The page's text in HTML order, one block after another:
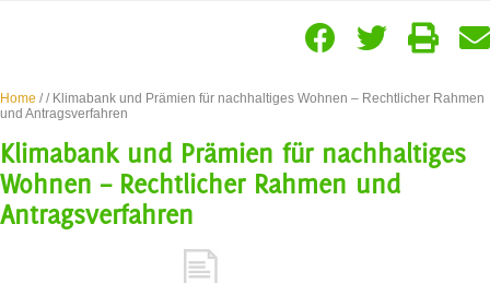
Home // Klimabank und Prämien für nachhaltiges Wohnen – Rechtlicher Rahmen
und Antragsverfahren
Klimabank und Prämien für nachhaltiges
Wohnen – Rechtlicher Rahmen und
Antragsverfahren